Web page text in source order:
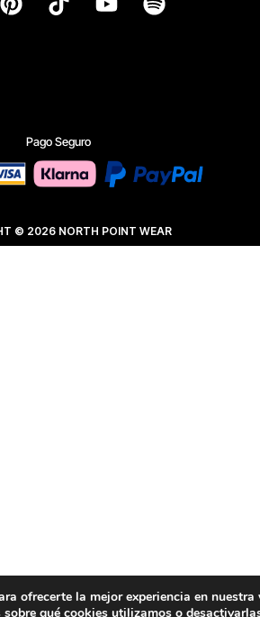
Pago Seguro
© 2026 NORTH POINT WEAR
ofrecerte la mejor experiencia en nuestra
sobre qué cookies utilizamos o